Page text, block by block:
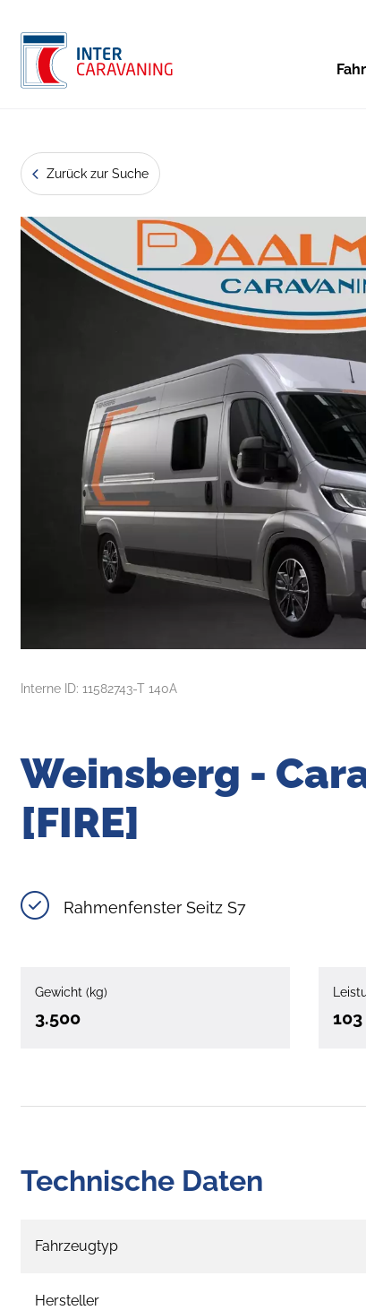
Zurück zur Suche
Interne ID: 11582743-T 140A
Weinsberg -
[FIRE]
Rahmenfenster Seitz S7
Gewicht (kg)
3.500
Technische Daten
Fahrzeugtyp
Hersteller